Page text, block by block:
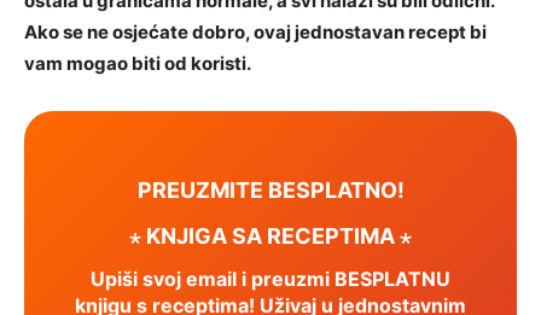
Ako se ne osjećate dobro, ovaj jednostavan recept bi
vam mogao biti od koristi.
PREUZMITE BESPLATNO!
⋆ KNJIGA SA RECEPTIMA ⋆
Upiši svoj email i preuzmi BESPLATNU
knjigu s receptima! Uživaj u jednostavnim